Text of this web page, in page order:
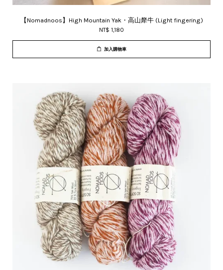
【Nomadnoos】High Mountain Yak・高山犛牛 (Light fingering)
NT$ 1,180
加入購物車